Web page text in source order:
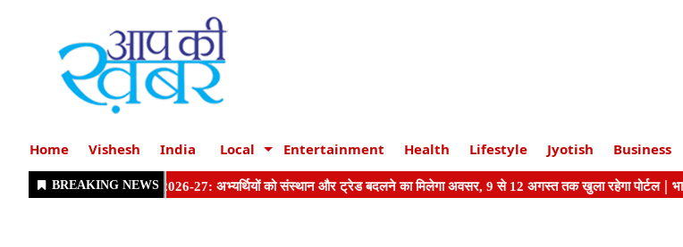
Home Vishesh India Local Entertainment Health Lifestyle Jyotish Business